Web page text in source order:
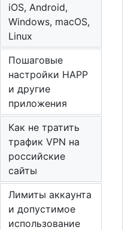
iOS, Android,
Windows, macOS,
Linux
Пошаговые
настройки HAPP
и другие
приложения
Как не тратить
трафик VPN на
российские
сайты
Лимиты аккаунта
и допустимое
использование